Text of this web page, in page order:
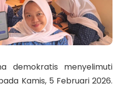
demokratis menyelimuti
Kamis, 5 Februari 2026.